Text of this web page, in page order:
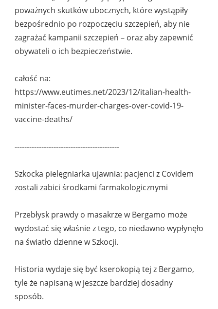
poważnych skutków ubocznych, które wystąpiły
bezpośrednio po rozpoczęciu szczepień, aby nie
zagrażać kampanii szczepień – oraz aby zapewnić
obywateli o ich bezpieczeństwie.
całość na:
https://www.eutimes.net/2023/12/italian-health-
minister-faces-murder-charges-over-covid-19-
vaccine-deaths/
-------------------------------------------
Szkocka pielęgniarka ujawnia: pacjenci z Covidem
zostali zabici środkami farmakologicznymi
Przebłysk prawdy o masakrze w Bergamo może
wydostać się właśnie z tego, co niedawno wypłynęło
na światło dzienne w Szkocji.
Historia wydaje się być kserokopią tej z Bergamo,
tyle że napisaną w jeszcze bardziej dosadny
sposób.